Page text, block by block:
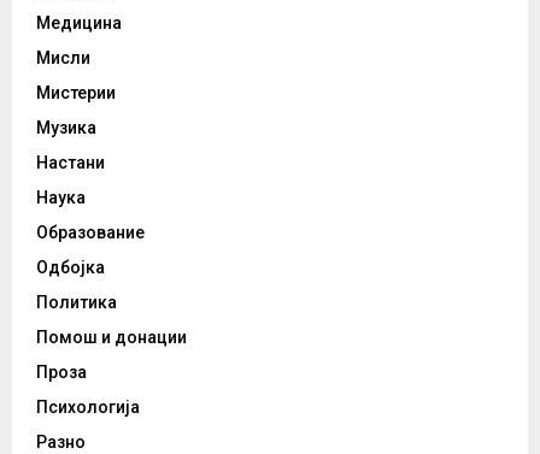
Медицина
Мисли
Мистерии
Музика
Настани
Наука
Образование
Одбојка
Политика
Помош и донации
Проза
Психологија
Разно